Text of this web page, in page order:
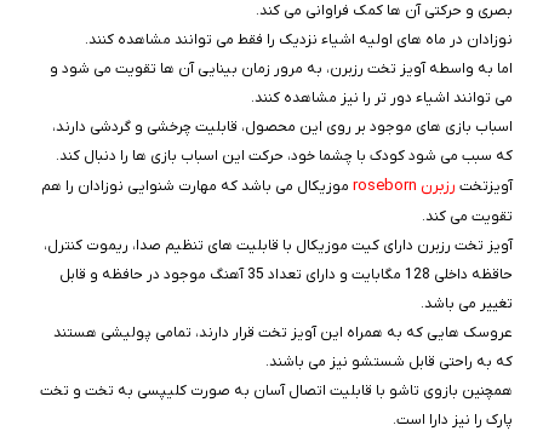
بصری و حرکتی آن ها کمک فراوانی می کند.
نوزادان در ماه های اولیه اشیاء نزدیک را فقط می توانند مشاهده کنند.
اما به واسطه آویز تخت رزبرن، به مرور زمان بینایی آن ها تقویت می شود و
می توانند اشیاء دور تر را نیز مشاهده کنند.
اسباب بازی های موجود بر روی این محصول، قابلیت چرخشی و گردشی دارند،
که سبب می شود کودک با چشما خود، حرکت این اسباب بازی ها را دنبال کند.
آویزتخت رزبرن roseborn
موزیکال می باشد که مهارت شنوایی نوزادان را هم
تقویت می کند.
آویز تخت رزبرن دارای کیت موزیکال با قابلیت های تنظیم صدا، ریموت کنترل،
حاقظه داخلی 128 مگابایت و دارای تعداد 35 آهنگ موجود در حافظه و قابل
تغییر می باشد.
عروسک هایی که به همراه این آویز تخت قرار دارند، تمامی پولیشی هستند
که به راحتی قابل شستشو نیز می باشند.
همچنین بازوی تاشو با قابلیت اتصال آسان به صورت کلیپسی به تخت و تخت
پارک را نیز دارا است.